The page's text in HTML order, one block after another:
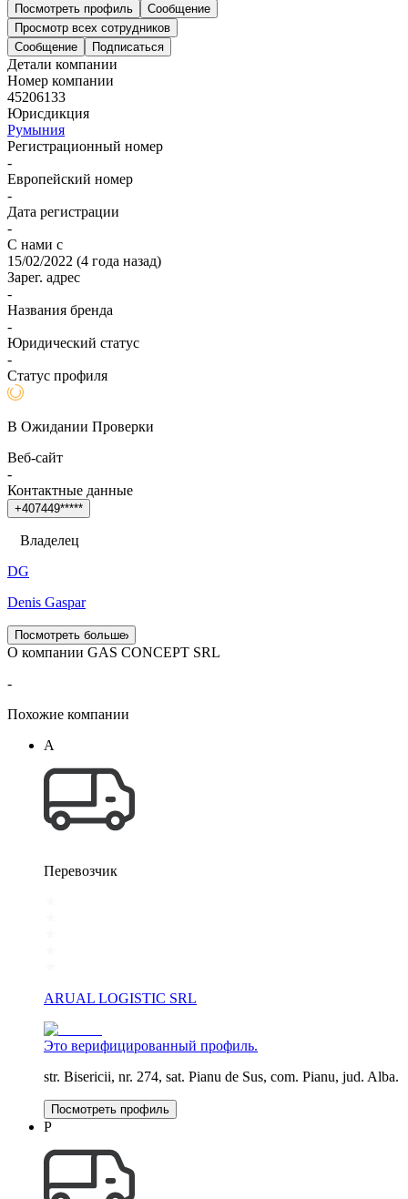
Посмотреть профиль
Сообщение
Просмотр всех сотрудников
Сообщение
Подписаться
Детали компании
Номер компании
45206133
Юрисдикция
Румыния
Регистрационный номер
-
Европейский номер
-
Дата регистрации
-
С нами с
15/02/2022 (4 года назад)
Зарег. адрес
-
Названия бренда
-
Юридический статус
-
Статус профиля
В Ожидании Проверки
Веб-сайт
-
Контактные данные
+407449*****
Владелец
DG
Denis Gaspar
Посмотреть больше
О компании GAS CONCEPT SRL
-
Похожие компании
A
Перевозчик
ARUAL LOGISTIC SRL
Это верифицированный профиль.
str. Bisericii, nr. 274, sat. Pianu de Sus, com. Pianu, jud. Alba.
Посмотреть профиль
P